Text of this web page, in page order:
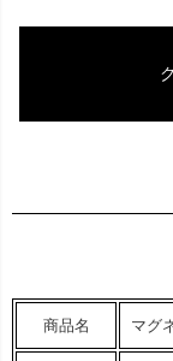
商品名 マグ